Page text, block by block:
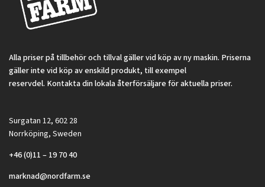
Alla priser på tillbehör och tillval gäller vid köp av ny maskin. Priserna
gäller inte vid köp av enskild produkt, till exempel
reservdel. Kontakta din lokala återförsäljare för aktuella priser.
Surgatan 12, 602 28
Norrköping, Sweden
+46 (0)11 – 19 70 40
marknad@nordfarm.se